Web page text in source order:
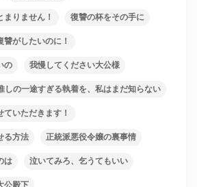
りません！ 復讐の杯をその手に
がしたいのに！
の 我慢してください大公様
しの一途すぎる執着を、私はまだ知らない
いただきます！
る方法 正統派悪役令嬢の裏事情
は 泣いてみろ、乞うてもいい
公殿下